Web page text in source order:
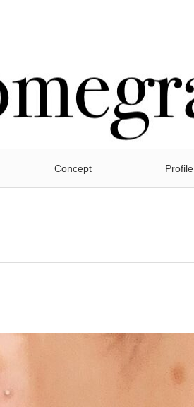
Concept Profile